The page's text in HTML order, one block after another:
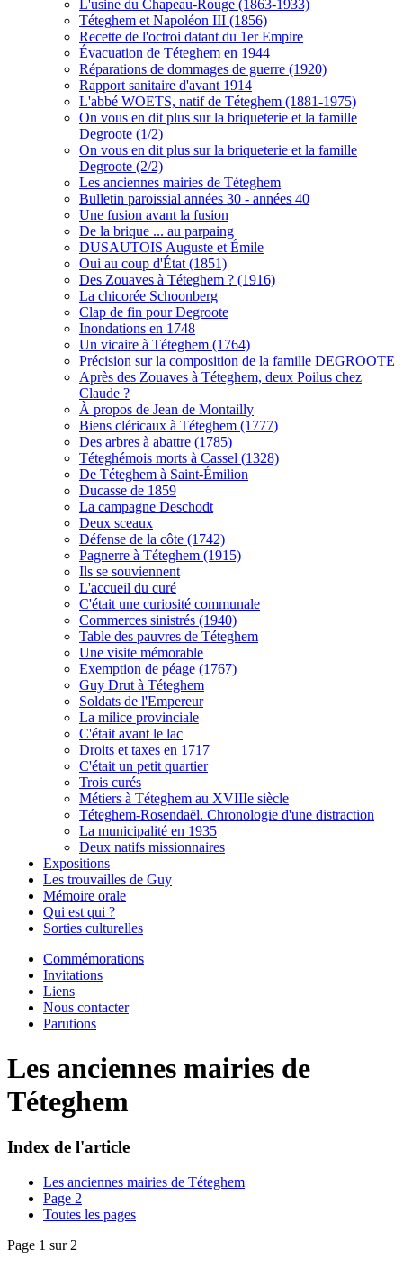
L'usine du Chapeau-Rouge (1863-1933)
Téteghem et Napoléon III (1856)
Recette de l'octroi datant du 1er Empire
Évacuation de Téteghem en 1944
Réparations de dommages de guerre (1920)
Rapport sanitaire d'avant 1914
L'abbé WOETS, natif de Téteghem (1881-1975)
On vous en dit plus sur la briqueterie et la famille
Degroote (1/2)
On vous en dit plus sur la briqueterie et la famille
Degroote (2/2)
Les anciennes mairies de Téteghem
Bulletin paroissial années 30 - années 40
Une fusion avant la fusion
De la brique ... au parpaing
DUSAUTOIS Auguste et Émile
Oui au coup d'État (1851)
Des Zouaves à Téteghem ? (1916)
La chicorée Schoonberg
Clap de fin pour Degroote
Inondations en 1748
Un vicaire à Téteghem (1764)
Précision sur la composition de la famille DEGROOTE
Après des Zouaves à Téteghem, deux Poilus chez
Claude ?
À propos de Jean de Montailly
Biens cléricaux à Téteghem (1777)
Des arbres à abattre (1785)
Téteghémois morts à Cassel (1328)
De Téteghem à Saint-Émilion
Ducasse de 1859
La campagne Deschodt
Deux sceaux
Défense de la côte (1742)
Pagnerre à Téteghem (1915)
Ils se souviennent
L'accueil du curé
C'était une curiosité communale
Commerces sinistrés (1940)
Table des pauvres de Téteghem
Une visite mémorable
Exemption de péage (1767)
Guy Drut à Téteghem
Soldats de l'Empereur
La milice provinciale
C'était avant le lac
Droits et taxes en 1717
C'était un petit quartier
Trois curés
Métiers à Téteghem au XVIIIe siècle
Téteghem-Rosendaël. Chronologie d'une distraction
La municipalité en 1935
Deux natifs missionnaires
Expositions
Les trouvailles de Guy
Mémoire orale
Qui est qui ?
Sorties culturelles
Commémorations
Invitations
Liens
Nous contacter
Parutions
Les anciennes mairies de
Téteghem
Index de l'article
Les anciennes mairies de Téteghem
Page 2
Toutes les pages
Page 1 sur 2